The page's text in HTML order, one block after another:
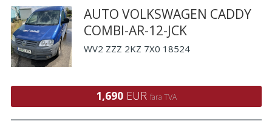
AUTO VOLKSWAGEN CADDY
COMBI-AR-12-JCK
WV2 ZZZ 2KZ 7X0 18524
1,690 EUR fara TVA